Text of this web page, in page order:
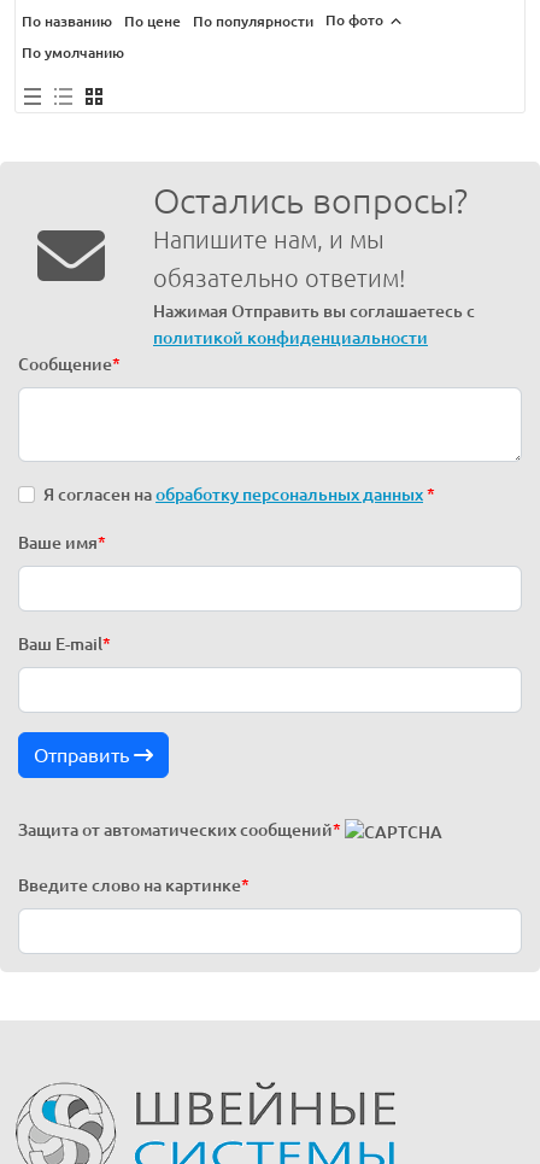
По названию По цене По популярности По фото
По умолчанию
Остались вопросы?
Напишите нам, и мы
обязательно ответим!
Нажимая Отправить вы соглашаетесь с
политикой конфиденциальности
Сообщение*
Я согласен наобработку персональных данных*
Ваше имя*
Ваш E-mail*
Отправить
Защита от автоматических сообщений*
Введите слово на картинке*